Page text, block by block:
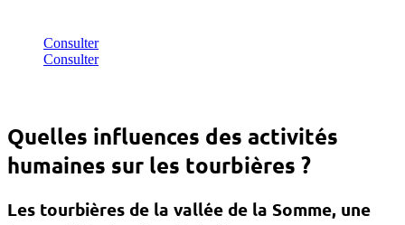
Consulter
Consulter
Quelles influences des activités
humaines sur les tourbières ?
Les tourbières de la vallée de la Somme, une